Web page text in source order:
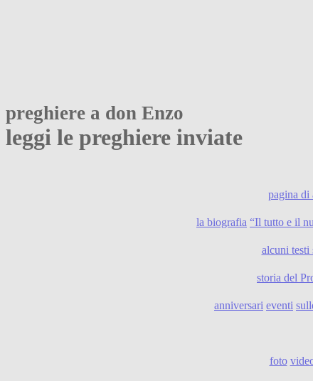
preghiere a don Enzo
leggi le preghiere inviate
pagina di
la biografia “Il tutto e il
alcuni
storia del
anniversari eventi
foto